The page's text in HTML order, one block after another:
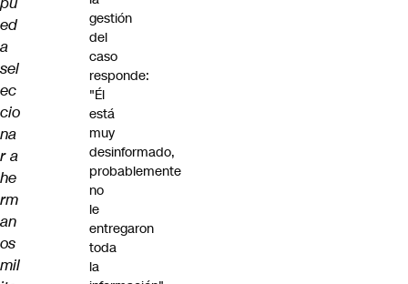
ed
a
sel
ec
cio
na
r a
he
rm
an
os
mil
gestión
del
caso
responde:
"Él
está
muy
desinformado,
probablemente
no
le
entregaron
toda
la